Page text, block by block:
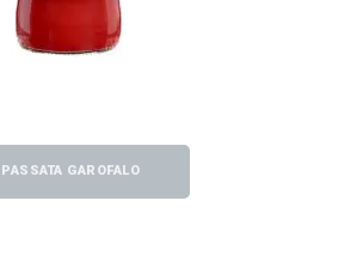
PASSATA GAROFALO